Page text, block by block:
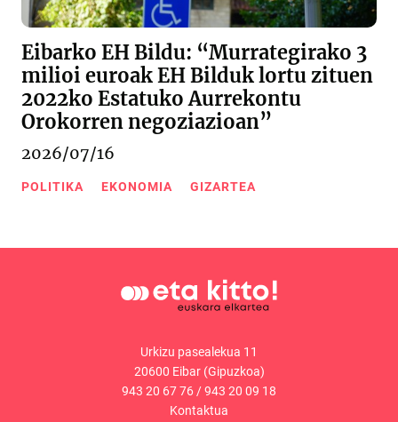
Eibarko EH Bildu: “Murrategirako 3
milioi euroak EH Bilduk lortu zituen
2022ko Estatuko Aurrekontu
Orokorren negoziazioan”
2026/07/16
POLITIKA EKONOMIA GIZARTEA
Urkizu pasealekua 11
20600 Eibar (Gipuzkoa)
943 20 67 76/943 20 09 18
Kontaktua